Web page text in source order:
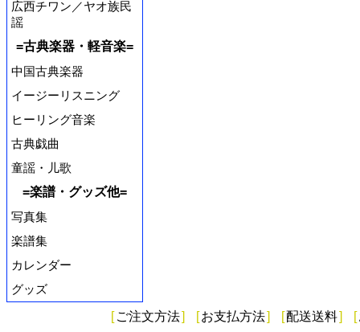
広西チワン／ヤオ族民
謡
=古典楽器・軽音楽=
中国古典楽器
イージーリスニング
ヒーリング音楽
古典戯曲
童謡・儿歌
=楽譜・グッズ他=
写真集
楽譜集
カレンダー
グッズ
[ ご注文方法] [お支払方法] [配送送料] [